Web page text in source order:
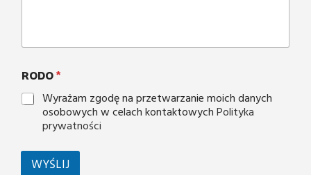
RODO*
Wyrażam zgodę na przetwarzanie moich danych
osobowych w celach kontaktowychPolityka
prywatności
WYŚLIJ